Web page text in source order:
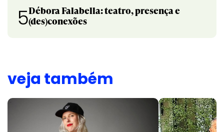
5Débora Falabella: teatro, presença e
(des)conexões
veja também